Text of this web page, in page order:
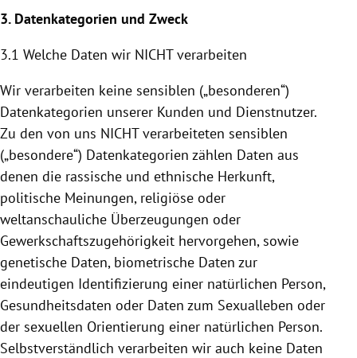
3. Datenkategorien und Zweck
3.1 Welche Daten wir NICHT verarbeiten
Wir verarbeiten keine sensiblen („besonderen“)
Datenkategorien unserer Kunden und Dienstnutzer.
Zu den von uns NICHT verarbeiteten sensiblen
(„besondere“) Datenkategorien zählen Daten aus
denen die rassische und ethnische Herkunft,
politische Meinungen, religiöse oder
weltanschauliche Überzeugungen oder
Gewerkschaftszugehörigkeit hervorgehen, sowie
genetische Daten, biometrische Daten zur
eindeutigen Identifizierung einer natürlichen Person,
Gesundheitsdaten oder Daten zum Sexualleben oder
der sexuellen Orientierung einer natürlichen Person.
Selbstverständlich verarbeiten wir auch keine Daten